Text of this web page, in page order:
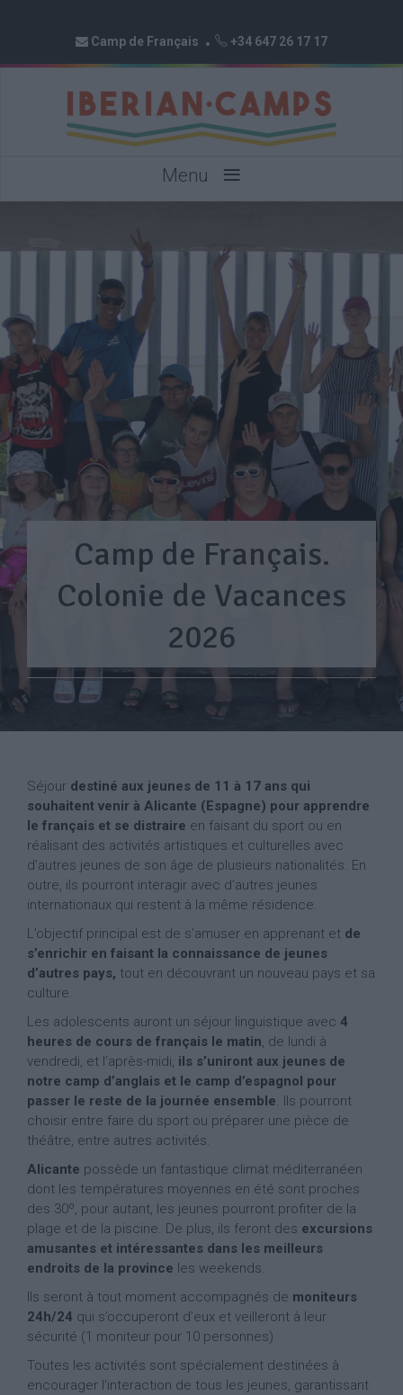
Camp de Français +34 647 26 17 17
Menu ≡
Camp de Français.
Colonie de Vacances
2026
Séjour destiné aux jeunes de 11 à 17 ans qui
souhaitent venir à Alicante (Espagne) pour apprendre
le français et se distraire en faisant du sport ou en
réalisant des activités artistiques et culturelles avec
d’autres jeunes de son âge de plusieurs nationalités. En
outre, ils pourront interagir avec d’autres jeunes
internationaux qui restent à la même résidence.
L’objectif principal est de s’amuser en apprenant et de
s’enrichir en faisant la connaissance de jeunes
d’autres pays, tout en découvrant un nouveau pays et sa
culture.
Les adolescents auront un séjour linguistique avec 4
heures de cours de français le matin, de lundi à
vendredi, et l’après-midi, ils s’uniront aux jeunes de
notre camp d’anglais et le camp d’espagnol pour
passer le reste de la journée ensemble. Ils pourront
choisir entre faire du sport ou préparer une pièce de
théâtre, entre autres activités.
Alicante possède un fantastique climat méditerranéen
dont les températures moyennes en été sont proches
des 30º, pour autant, les jeunes pourront profiter de la
plage et de la piscine. De plus, ils feront des excursions
amusantes et intéressantes dans les meilleurs
endroits de la province les weekends.
Ils seront à tout moment accompagnés de moniteurs
24h/24 qui s’occuperont d’eux et veilleront à leur
sécurité (1 moniteur pour 10 personnes)
Toutes les activités sont spécialement destinées à
encourager l’interaction de tous les jeunes, garantissant